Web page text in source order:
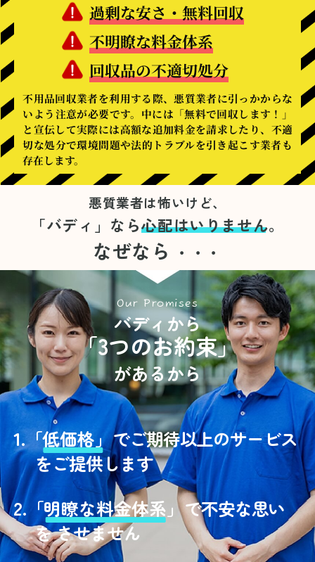
過剰な安さ・無料回収
不明瞭な料金体系
回収品の不適切処分
不用品回収業者を利用する際、悪質業者に引っかからな
いよう注意が必要です。中には「無料で回収します！」
と宣伝して実際には高額な追加料金を請求したり、不適
切な処分で環境問題や法的トラブルを引き起こす業者も
存在します。
悪質業者は怖いけど、
「バディ」なら心配はいりません。
なぜなら ・・・
Our Promises
バディから
「3つのお約束」
があるから
1.「低価格」でご期待以上のサービス
をご提供します
2.「明瞭な料金体系」で不安な思い
を させません